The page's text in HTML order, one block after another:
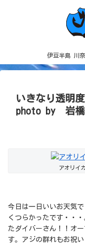
伊豆半島 川
いきなり透明
photo by 岩橋
アオリイカ
今日は一日いいお天気
くつらかったです・・
たダイバーさん！！オ
す。アジの群れもお祝